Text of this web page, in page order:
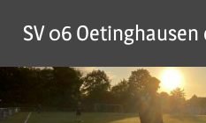
Inhalt
springen
SV 06 Oetinghausen